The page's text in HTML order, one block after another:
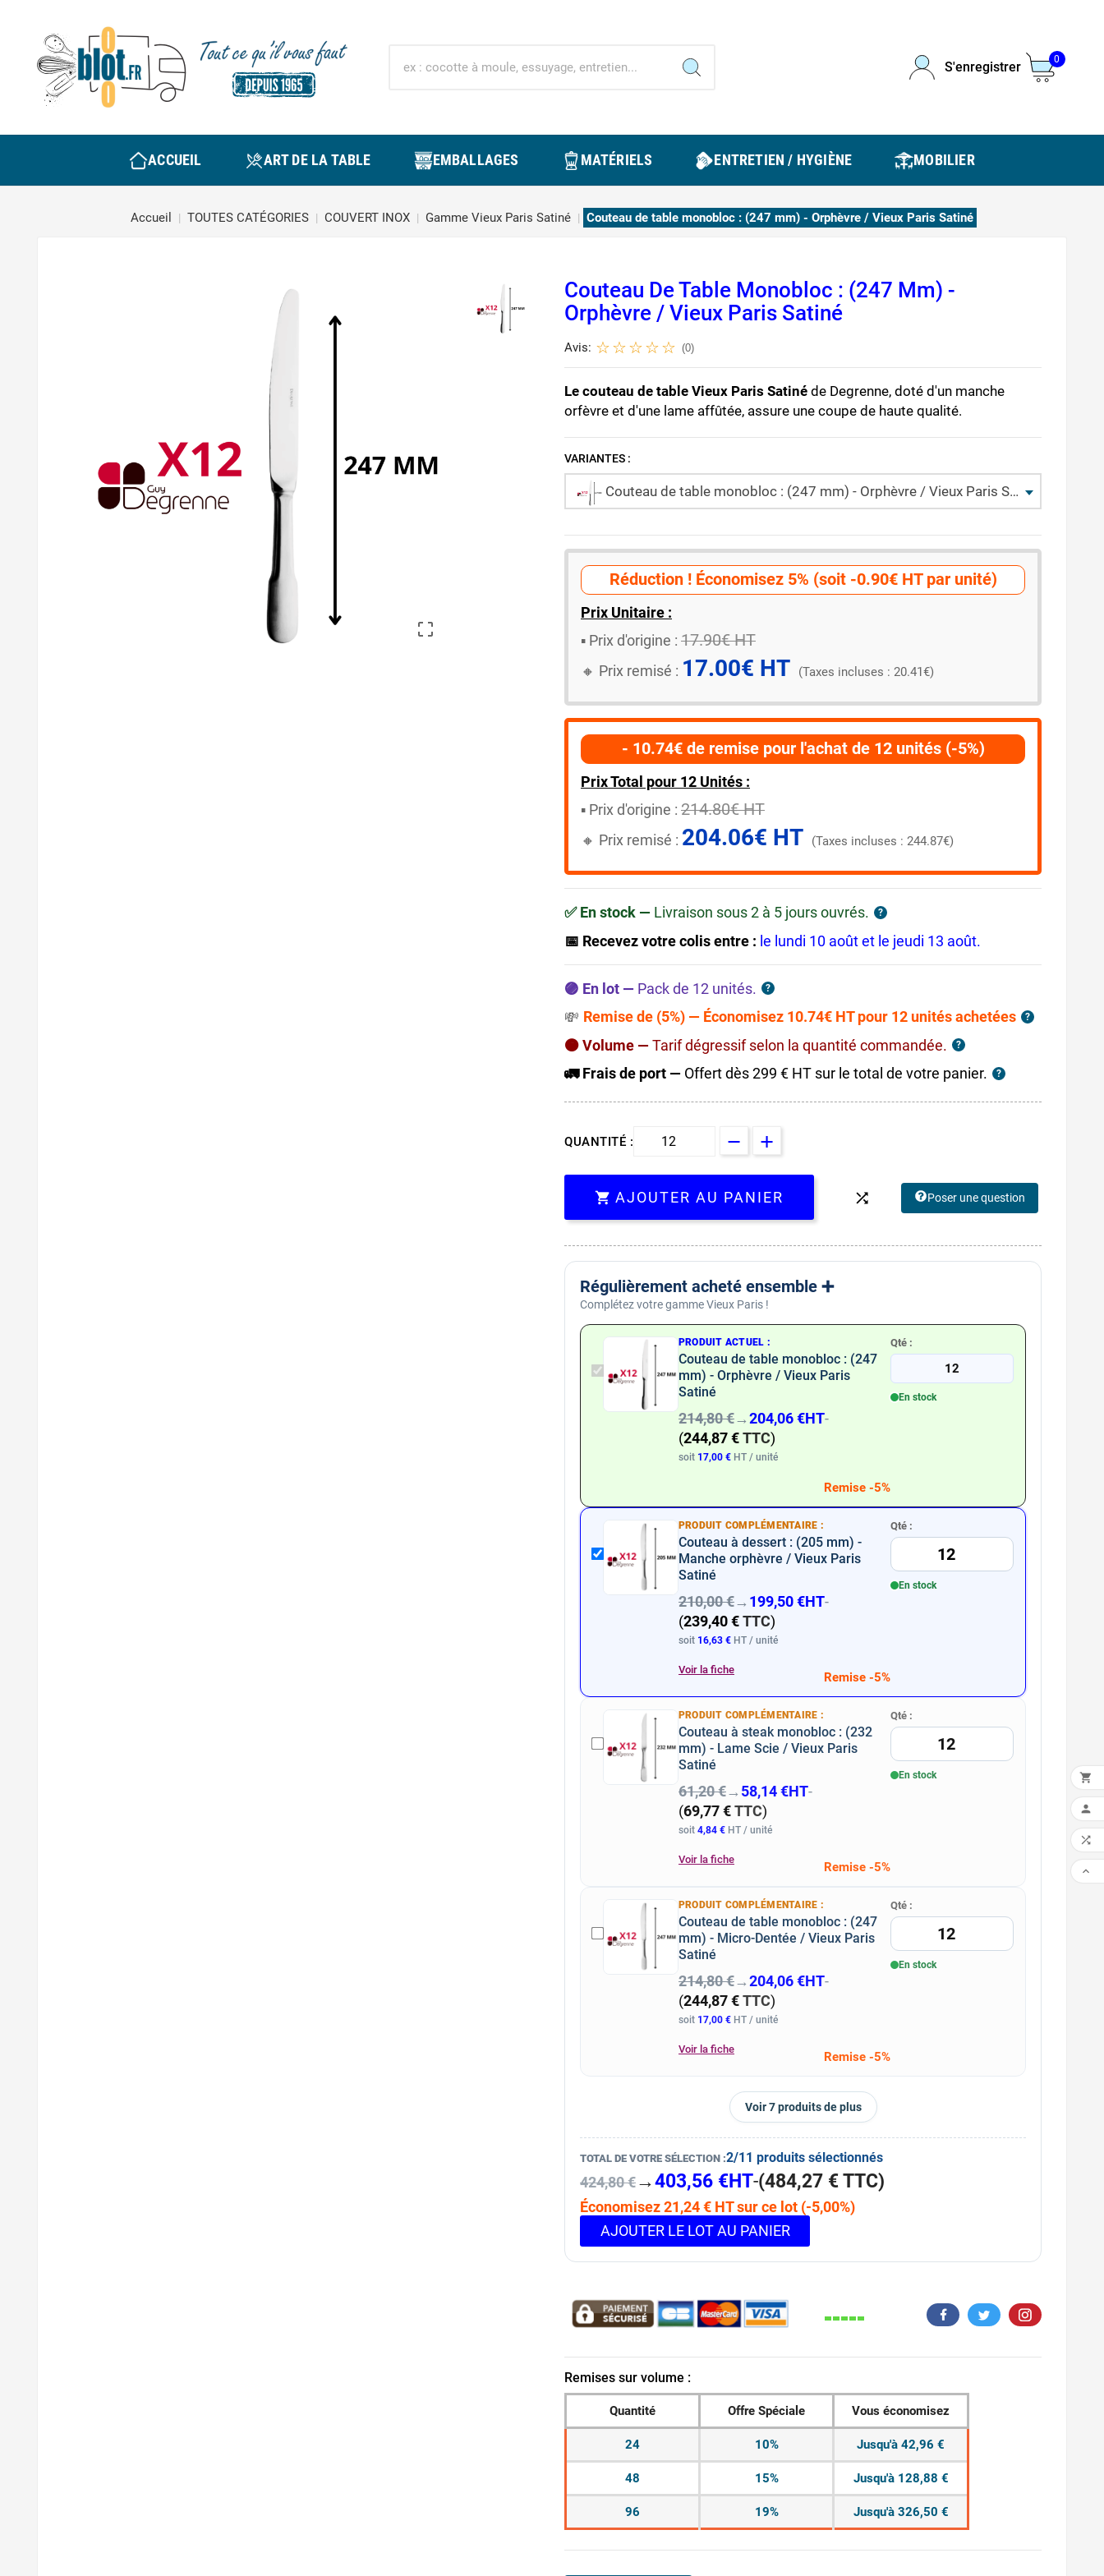
S'enregistrer
0
ACCUEIL ART DE LA TABLE EMBALLAGES MATÉRIELS ENTRETIEN / HYGIÈNE MOBILIER
Accueil TOUTES CATÉGORIES COUVERT INOX Gamme Vieux Paris Satiné Couteau de table monobloc : (247 mm) - Orphèvre / Vieux Paris Satiné

Couteau De Table Monobloc : (247 Mm) -
Orphèvre / Vieux Paris Satiné
Avis: (0)
Le couteau de table Vieux Paris Satiné de Degrenne, doté d'un manche
orfèvre et d'une lame affûtée, assure une coupe de haute qualité.
VARIANTES :
Couteau de table monobloc : (247 mm) - Orphèvre / Vieux Paris Satiné
Réduction ! Économisez 5% (soit -0.90€ HT par unité)
Prix Unitaire :
▪️ ​Prix d'origine : 17.90€ HT
🔸​​ Prix remisé : 17.00€ HT (Taxes incluses : 20.41€)
- 10.74€ de remise pour l'achat de 12 unités (-5%)
Prix Total pour 12 Unités :
▪️​ Prix d'origine : 214.80€ HT
🔸​​ Prix remisé : 204.06€ HT (Taxes incluses : 244.87€)
✅ En stock — Livraison sous 2 à 5 jours ouvrés. ?
📅 Recevez votre colis entre : le lundi 10 août et le jeudi 13 août.
🟣 En lot — Pack de 12 unités. ?
💸 Remise de (5%) — Économisez 10.74€ HT pour 12 unités achetées ?
🟠 Volume —Tarif dégressif selon la quantité commandée. ?
🚛 Frais de port — Offert dès 299 € HT sur le total de votre panier. ?
QUANTITÉ :
 AJOUTER AU PANIER  Poser une question
Régulièrement acheté ensemble ➕​
Complétez votre gamme Vieux Paris !
PRODUIT ACTUEL :
Couteau de table monobloc : (247
mm) - Orphèvre / Vieux Paris
Satiné
214,80 €→204,06 €HT-
(244,87 €TTC)
soit 17,00 € HT / unité
Remise -5%
Qté :
12
En stock
PRODUIT COMPLÉMENTAIRE :
Couteau à dessert : (205 mm) -
Manche orphèvre / Vieux Paris
Satiné
210,00 €→ 199,50 €HT-
(239,40 €TTC)
soit 16,63 € HT / unité
Voir la fiche
Remise -5%
Qté :
En stock
PRODUIT COMPLÉMENTAIRE :
Couteau à steak monobloc : (232
mm) - Lame Scie / Vieux Paris
Satiné
61,20 €→ 58,14 €HT-
(69,77 €TTC)
soit 4,84 € HT / unité
Voir la fiche
Remise -5%
Qté :
En stock
PRODUIT COMPLÉMENTAIRE :
Couteau de table monobloc : (247
mm) - Micro-Dentée / Vieux Paris
Satiné
214,80 €→204,06 €HT-
(244,87 €TTC)
soit 17,00 € HT / unité
Voir la fiche
Remise -5%
Qté :
En stock
Voir 7 produits de plus
TOTAL DE VOTRE SÉLECTION :2/11 produits sélectionnés
424,80 €→403,56 €HT-(484,27 €TTC)
Économisez 21,24 € HT sur ce lot (-5,00%)
AJOUTER LE LOT AU PANIER
Remises sur volume :
Quantité Offre Spéciale Vous économisez
24 10% Jusqu'à 42,96 €
48 15% Jusqu'à 128,88 €
96 19% Jusqu'à 326,50 €



